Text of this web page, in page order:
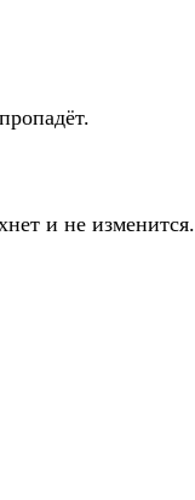
и не изменится.